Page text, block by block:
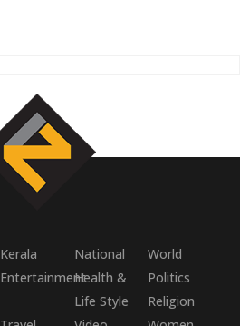
Kerala National
World
EntertainmentHealth &
Life Style
Politics
Religion